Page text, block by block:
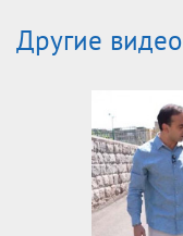
Другие видео